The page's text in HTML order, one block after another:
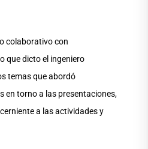
colaborativo con
que dicto el ingeniero
temas que abordó
en torno a las presentaciones,
a las actividades y